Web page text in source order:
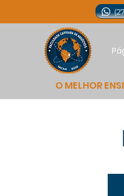
O MELHOR